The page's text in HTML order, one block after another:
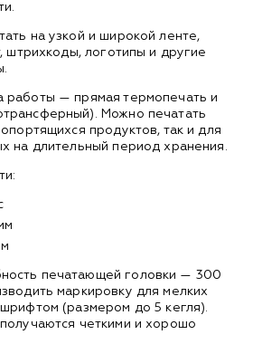
на узкой и широкой ленте,
штрихкоды, логотипы и другие
работы — прямая термопечать и
Можно печатать
продуктов, так и для
на длительный период хранения.
печатающей головки — 300
маркировку для мелких
(размером до 5 кегля).
четкими и хорошо